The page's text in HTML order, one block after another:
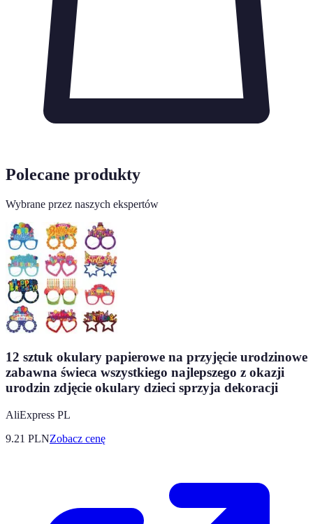
Polecane produkty
Wybrane przez naszych ekspertów
12 sztuk okulary papierowe na przyjęcie urodzinowe
zabawna świeca wszystkiego najlepszego z okazji
urodzin zdjęcie okulary dzieci sprzyja dekoracji
AliExpress PL
9.21 PLNZobacz cenę